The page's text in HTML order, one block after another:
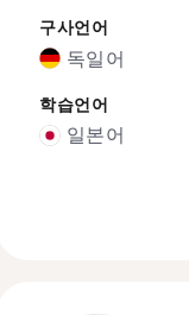
구사언어
독일어
학습언어
일본어